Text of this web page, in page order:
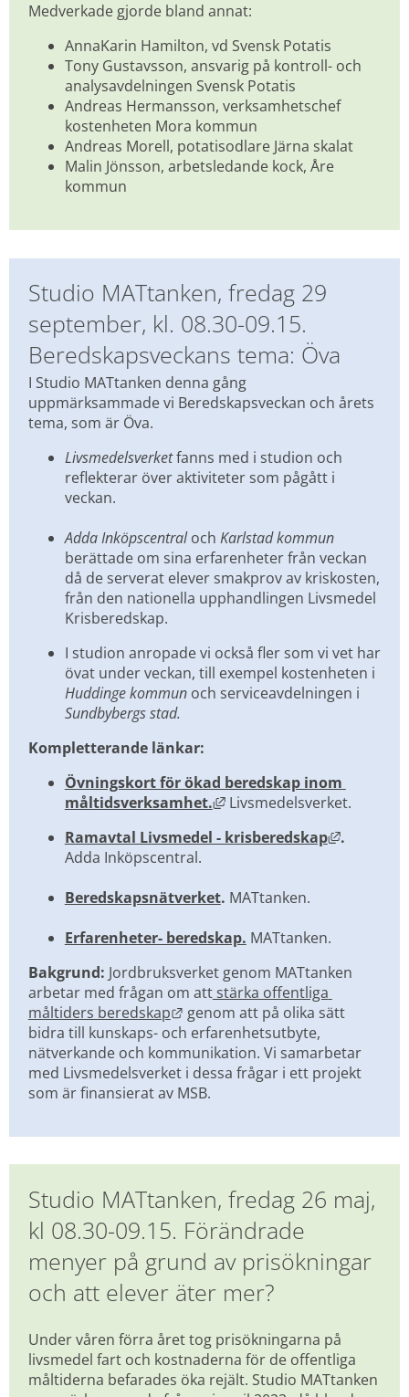
Medverkade gjorde bland annat:
AnnaKarin Hamilton, vd Svensk Potatis
Tony Gustavsson, ansvarig på kontroll- och
analysavdelningen Svensk Potatis
Andreas Hermansson, verksamhetschef
kostenheten Mora kommun
Andreas Morell, potatisodlare Järna skalat
Malin Jönsson, arbetsledande kock, Åre
kommun
Studio MATtanken, fredag 29
september, kl. 08.30-09.15.
Beredskapsveckans tema: Öva
I Studio MATtanken denna gång
uppmärksammade vi Beredskapsveckan och årets
tema, som är Öva.
Livsmedelsverket fanns med i studion och
reflekterar över aktiviteter som pågått i
veckan.
Adda Inköpscentral och Karlstad kommun
berättade om sina erfarenheter från veckan
då de serverat elever smakprov av kriskosten,
från den nationella upphandlingen Livsmedel
Krisberedskap.
I studion anropade vi också fler som vi vet har
Huddinge kommun
Sundbybergs stad.
Kompletterande länkar:
Övningskort för ökad beredskap inom
måltidsverksamhet.
Länk till annan
Livsmedelsverket.
Ramavtal Livsmedel - krisberedskap Länk till
.
Adda Inköpscentral.
Beredskapsnätverket. MATtanken.
Erfarenheter- beredskap. MATtanken.
Bakgrund: Jordbruksverket genom MATtanken
arbetar med frågan om att stärka offentliga
måltiders beredskap
Länk till annan webbplats.
genom att på olika sätt
bidra till kunskaps- och erfarenhetsutbyte,
nätverkande och kommunikation. Vi samarbetar
med Livsmedelsverket i dessa frågar i ett projekt
som är finansierat av MSB.
Studio MATtanken, fredag 26 maj,
kl 08.30-09.15. Förändrade
menyer på grund av prisökningar
och att elever äter mer?
Under våren förra året tog prisökningarna på
livsmedel fart och kostnaderna för de offentliga
måltiderna befarades öka rejält. Studio MATtanken